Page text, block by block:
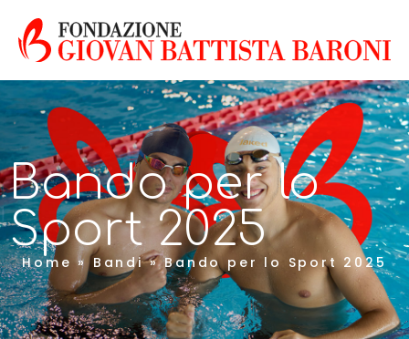
Bando per lo
Sport 2025
Home » Bandi»Bando per lo Sport 2025